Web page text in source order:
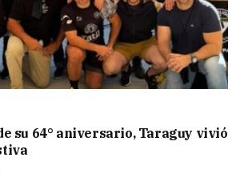
su 64° aniversario, Taraguy vivió